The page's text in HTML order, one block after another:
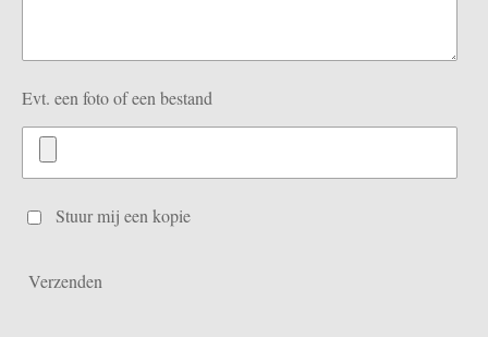
Evt. een foto of een bestand
Stuur mij een kopie
Verzenden